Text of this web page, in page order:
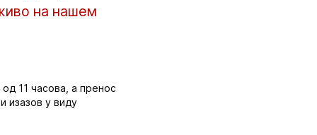
на нашем
11 часова, а пренос
изазов у виду